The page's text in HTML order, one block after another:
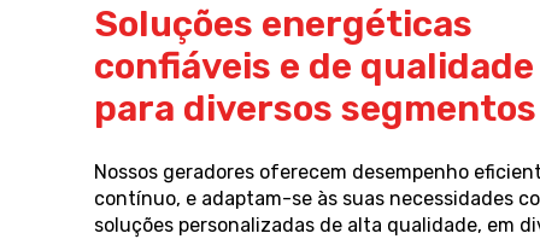
Soluções energéticas
confiáveis e de qualidade
para diversos segmentos
Nossos geradores oferecem desempenho
contínuo, e adaptam-se às suas necessidades
soluções personalizadas de alta qualidade, em